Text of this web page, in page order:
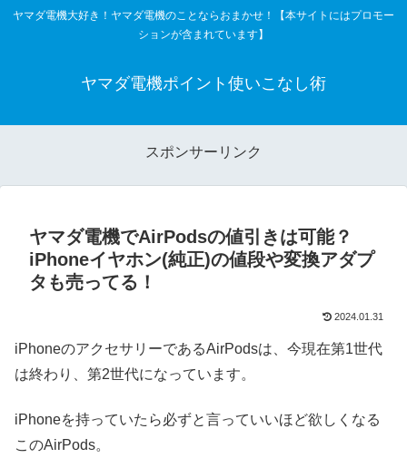
ヤマダ電機大好き！ヤマダ電機のことならおまかせ！【本サイトにはプロモー
ションが含まれています】
ヤマダ電機ポイント使いこなし術
スポンサーリンク
ヤマダ電機でAirPodsの値引きは可能？
iPhoneイヤホン(純正)の値段や変換アダプ
タも売ってる！
2024.01.31
iPhoneのアクセサリーであるAirPodsは、今現在第1世代
は終わり、第2世代になっています。
iPhoneを持っていたら必ずと言っていいほど欲しくなる
このAirPods。